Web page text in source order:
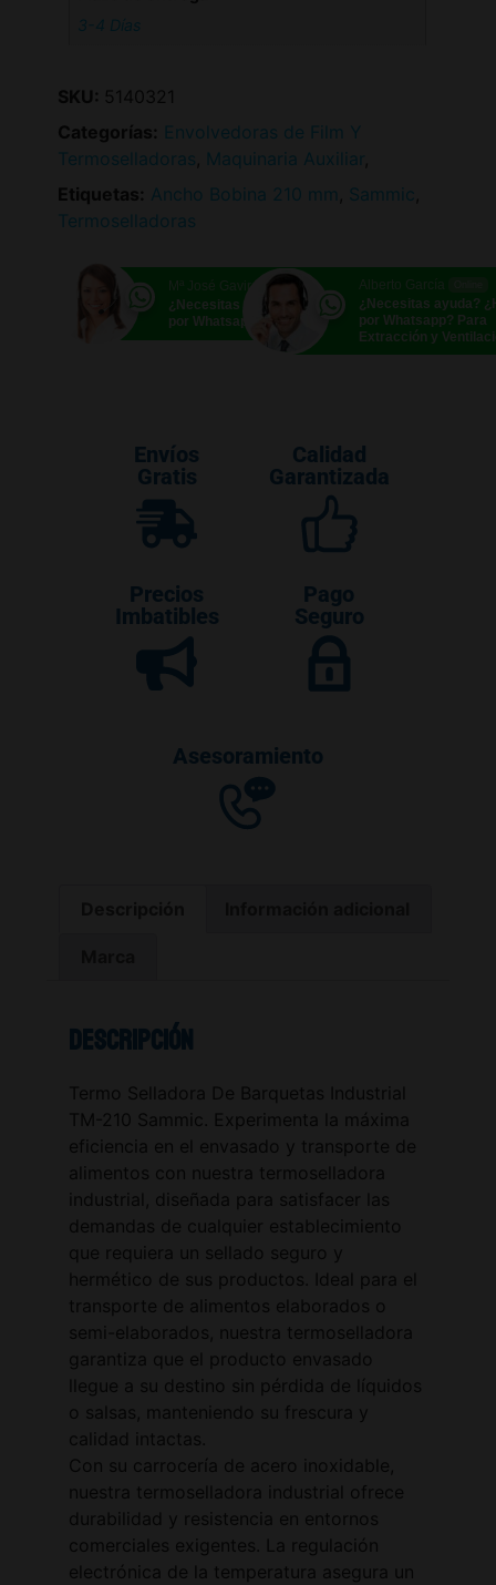
3-4 Días
SKU: 5140321
Categorías: Envolvedoras de Film Y
Termoselladoras, Maquinaria Auxiliar ,
Etiquetas: Ancho Bobina 210 mm , Sammic,
Termoselladoras
Mª José Gavira Online
¿Necesitas ayuda? ¿Hablamos
por Whatsapp?
¿Necesitas ayuda?
por Whatsapp? Para
Extracción y
Envíos
Gratis
Calidad
Garantizada
Precios
Imbatibles
Pago
Seguro
Asesoramiento
Descripción
Termo Selladora De Barquetas Industrial
TM-210 Sammic. Experimenta la máxima
eficiencia en el envasado y transporte de
alimentos con nuestra termoselladora
industrial, diseñada para satisfacer las
demandas de cualquier establecimiento
que requiera un sellado seguro y
hermético de sus productos. Ideal para el
transporte de alimentos elaborados o
semi-elaborados, nuestra termoselladora
garantiza que el producto envasado
llegue a su destino sin pérdida de líquidos
o salsas, manteniendo su frescura y
calidad intactas.
Con su carrocería de acero inoxidable,
nuestra termoselladora industrial ofrece
durabilidad y resistencia en entornos
comerciales exigentes. La regulación
electrónica de la temperatura asegura un